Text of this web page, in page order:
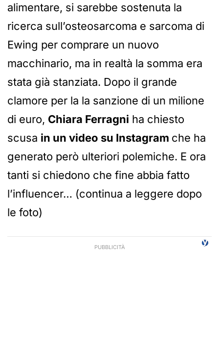
alimentare, si sarebbe sostenuta la
ricerca sull’osteosarcoma e sarcoma di
Ewing per comprare un nuovo
macchinario, ma in realtà la somma era
stata già stanziata. Dopo il grande
clamore per la la sanzione di un milione
di euro, Chiara Ferragni ha chiesto
scusa in un video su Instagram che ha
generato però ulteriori polemiche. E ora
tanti si chiedono che fine abbia fatto
l’influencer… (continua a leggere dopo
le foto)